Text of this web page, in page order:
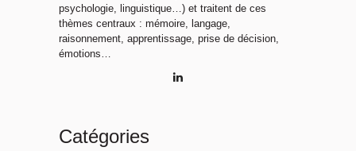
psychologie, linguistique…) et traitent de ces
thèmes centraux : mémoire, langage,
raisonnement, apprentissage, prise de décision,
émotions…
Catégories